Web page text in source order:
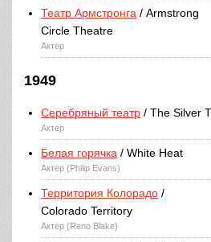
Театр Армстронга / Armstrong
Circle Theatre
Актер
1949
Серебряный театр / The Silver
Актер
Белая горячка / White Heat
Актер (Philip Evans)
Территория Колорадо /
Colorado Territory
Актер (Reno Blake)